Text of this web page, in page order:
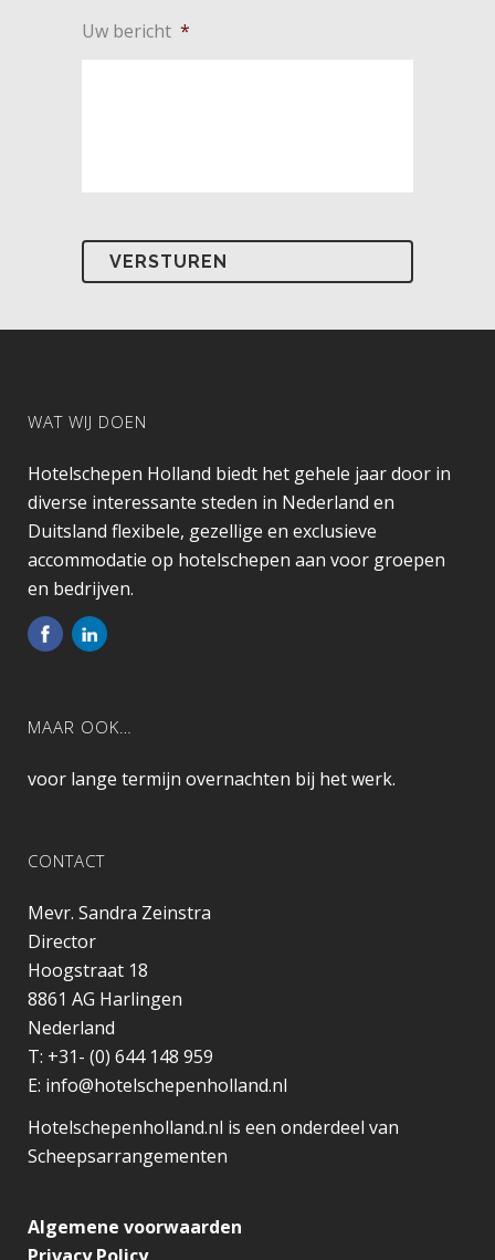
slash
Uw bericht *
WAT WIJ DOEN
Hotelschepen Holland biedt het gehele jaar door in
diverse interessante steden in Nederland en
Duitsland flexibele, gezellige en exclusieve
accommodatie op hotelschepen aan voor groepen
en bedrijven.
MAAR OOK…
voor lange termijn overnachten bij het werk.
CONTACT
Mevr. Sandra Zeinstra
Director
Hoogstraat 18
8861 AG Harlingen
Nederland
T: +31- (0) 644 148 959
E: info@hotelschepenholland.nl
Hotelschepenholland.nl is een onderdeel van
Scheepsarrangementen
Algemene voorwaarden